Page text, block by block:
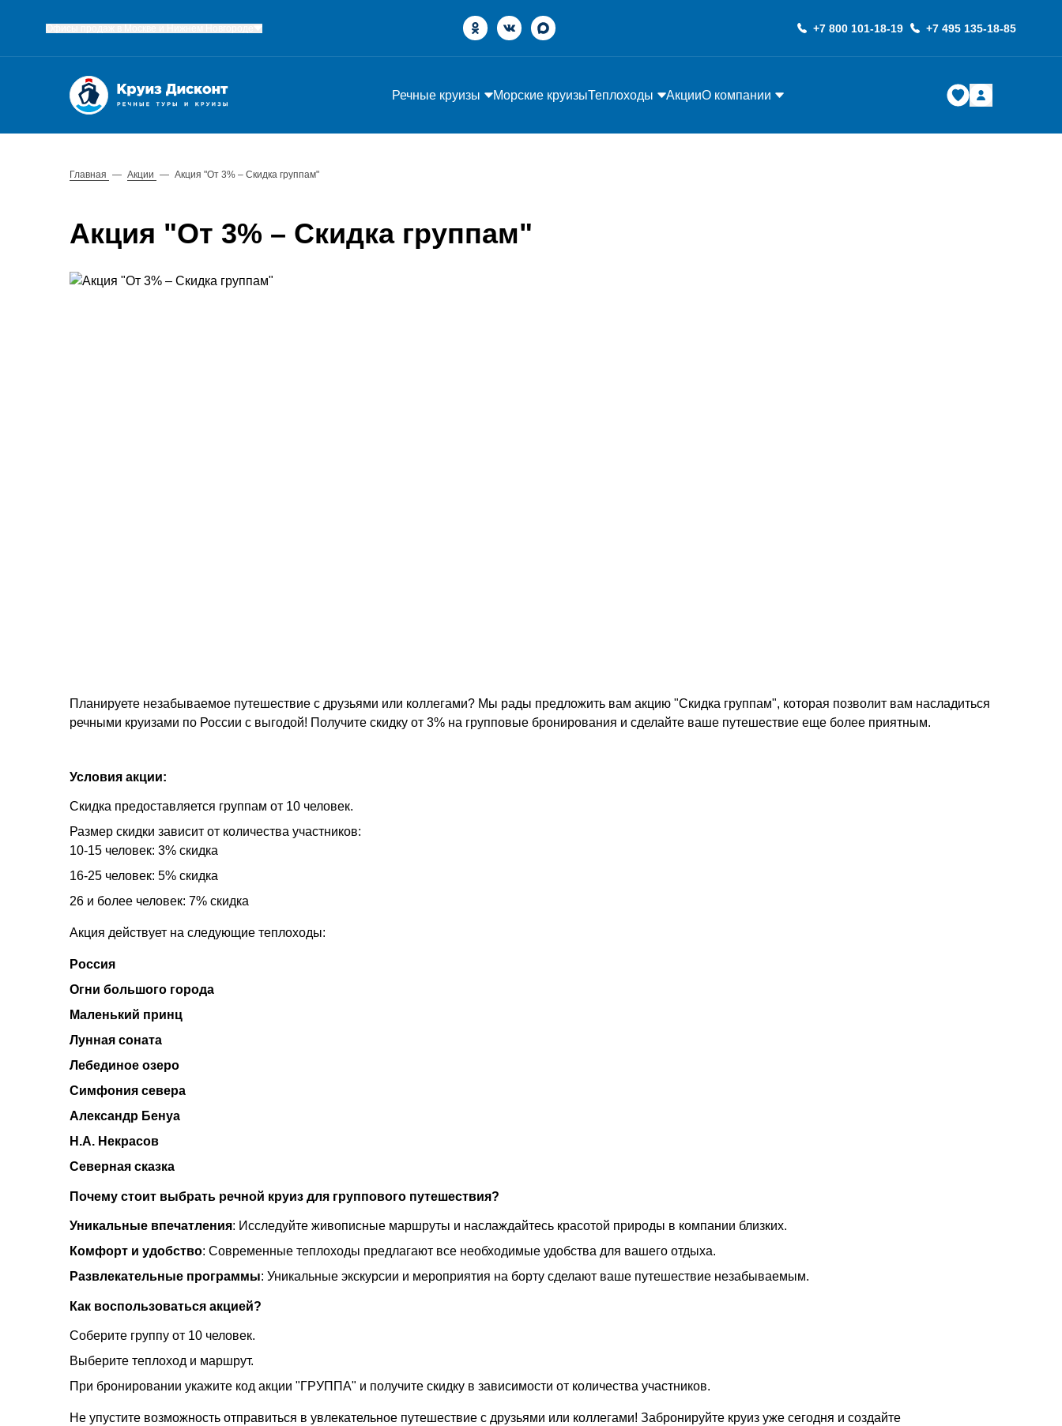
+7 800 101-18-19 +7 495 135-18-85
Речные круизы Морские круизыТеплоходы АкцииО компании
Главная — Акции — Акция "От 3% – Скидка группам"
Акция "От 3% – Скидка группам"
Планируете незабываемое путешествие с друзьями или коллегами? Мы рады предложить вам акцию "Скидка группам", которая позволит вам насладиться
речными круизами по России с выгодой! Получите скидку от 3% на групповые бронирования и сделайте ваше путешествие еще более приятным.
Условия акции:
Скидка предоставляется группам от 10 человек.
Размер скидки зависит от количества участников:
10-15 человек: 3% скидка
16-25 человек: 5% скидка
26 и более человек: 7% скидка
Акция действует на следующие теплоходы:
Россия
Огни большого города
Маленький принц
Лунная соната
Лебединое озеро
Симфония севера
Александр Бенуа
Н.А. Некрасов
Северная сказка
Почему стоит выбрать речной круиз для группового путешествия?
Уникальные впечатления: Исследуйте живописные маршруты и наслаждайтесь красотой природы в компании близких.
Комфорт и удобство: Современные теплоходы предлагают все необходимые удобства для вашего отдыха.
Развлекательные программы: Уникальные экскурсии и мероприятия на борту сделают ваше путешествие незабываемым.
Как воспользоваться акцией?
Соберите группу от 10 человек.
Выберите теплоход и маршрут.
При бронировании укажите код акции "ГРУППА" и получите скидку в зависимости от количества участников.
Не упустите возможность отправиться в увлекательное путешествие с друзьями или коллегами! Забронируйте круиз уже сегодня и создайте